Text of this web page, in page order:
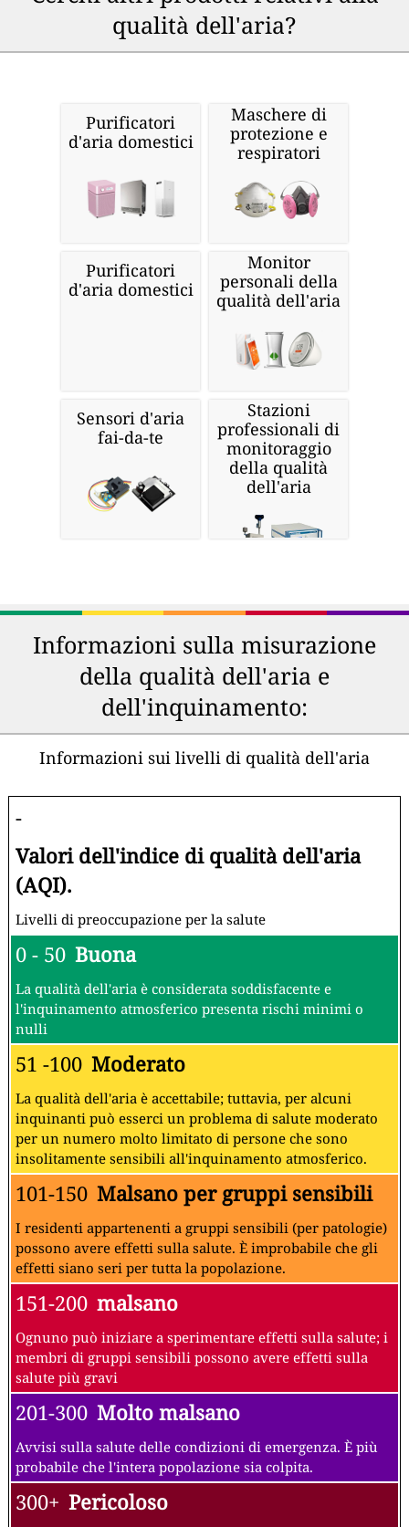
qualità dell'aria?
Purificatori
d'aria domestici
Maschere di
protezione e
respiratori
Purificatori
d'aria domestici
Monitor
personali della
qualità dell'aria
Sensori d'aria
fai-da-te
Stazioni
professionali di
monitoraggio
della qualità
dell'aria
Informazioni sulla misurazione
della qualità dell'aria e
dell'inquinamento:
Informazioni sui livelli di qualità dell'aria
-
Valori dell'indice di qualità dell'aria
(AQI).
Livelli di preoccupazione per la salute
0 - 50 Buona
La qualità dell'aria è considerata soddisfacente e
l'inquinamento atmosferico presenta rischi minimi o
nulli
51 -100 Moderato
La qualità dell'aria è accettabile; tuttavia, per alcuni
inquinanti può esserci un problema di salute moderato
per un numero molto limitato di persone che sono
insolitamente sensibili all'inquinamento atmosferico.
101-150 Malsano per gruppi sensibili
I residenti appartenenti a gruppi sensibili (per patologie)
possono avere effetti sulla salute. È improbabile che gli
effetti siano seri per tutta la popolazione.
151-200 malsano
Ognuno può iniziare a sperimentare effetti sulla salute; i
membri di gruppi sensibili possono avere effetti sulla
salute più gravi
201-300 Molto malsano
Avvisi sulla salute delle condizioni di emergenza. È più
probabile che l'intera popolazione sia colpita.
300+ Pericoloso